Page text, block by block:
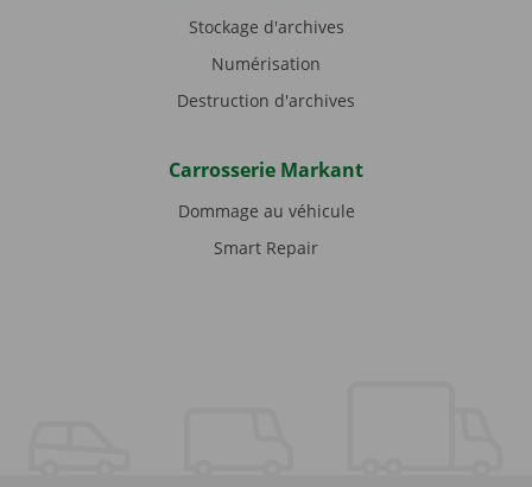
Stockage d'archives
Numérisation
Destruction d'archives
Carrosserie Markant
Dommage au véhicule
Smart Repair